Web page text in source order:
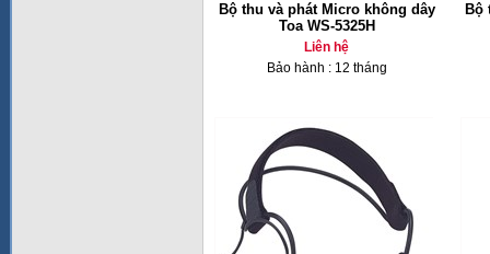
Bộ thu và phát Micro không dây
Toa WS-5325H
Liên hệ
Bảo hành : 12 tháng
Bộ